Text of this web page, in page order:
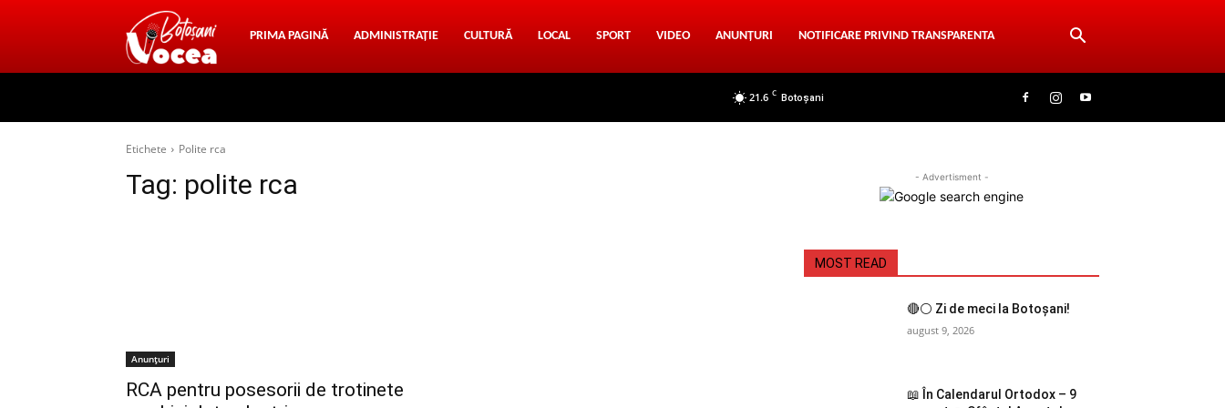
Vocea
PRIMA PAGINĂ ADMINISTRAȚIE CULTURĂ LOCAL SPORT VIDEO ANUNȚURI NOTIFICARE PRIVIND TRANSPARENTA
21.6 C Botoșani
Etichete Polite rca
Tag: polite rca
Anunțuri
RCA pentru posesorii de trotinete
- Advertisment -
MOST READ
🔴⚪ Zi de meci la Botoșani!
august 9, 2026
📖 În Calendarul Ortodox – 9